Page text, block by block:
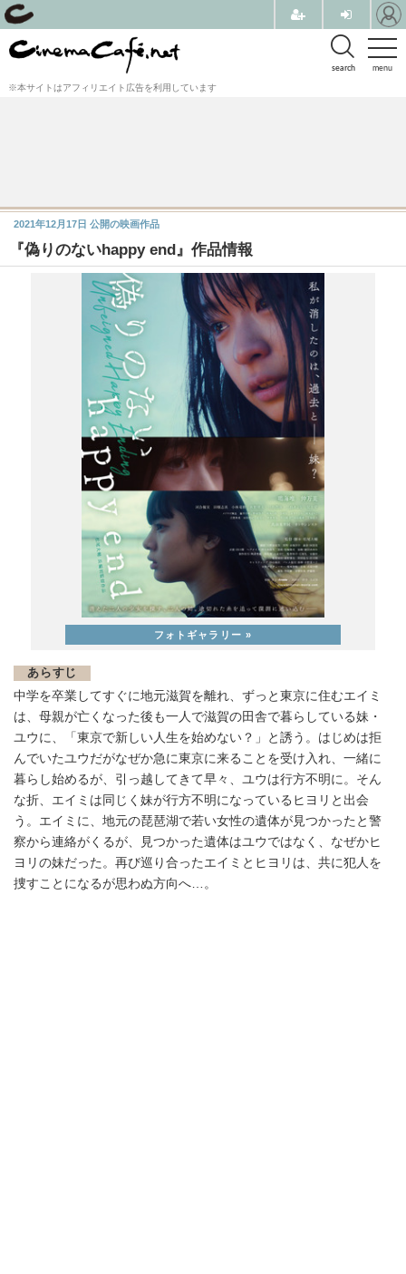
menu
search
※本サイトはアフィリエイト広告を利用しています
『偽りのないhappy end』作品情報
2021年12月17日 公開の映画作品
あらすじ
中学を卒業してすぐに地元滋賀を離れ、ずっと東京に住むエイミ
は、母親が亡くなった後も一人で滋賀の田舎で暮らしている妹・
ユウに、「東京で新しい人生を始めない？」と誘う。はじめは拒
んでいたユウだがなぜか急に東京に来ることを受け入れ、一緒に
暮らし始めるが、引っ越してきて早々、ユウは行方不明に。そん
な折、エイミは同じく妹が行方不明になっているヒヨリと出会
う。エイミに、地元の琵琶湖で若い女性の遺体が見つかったと警
察から連絡がくるが、見つかった遺体はユウではなく、なぜかヒ
ヨリの妹だった。再び巡り合ったエイミとヒヨリは、共に犯人を
捜すことになるが思わぬ方向へ…。